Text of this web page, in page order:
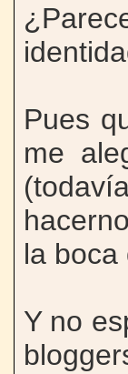
Pues
me
la boca
Y no